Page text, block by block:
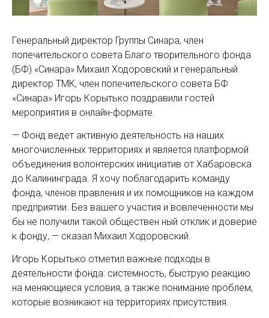
Генеральный директор Группы Синара, член
попечительского совета Благо творительного фонда
(БФ) «Синара» Михаил Ходоровский и генеральный
директор ТМК, член попечительского совета БФ
«Синара» Игорь Корытько поздравили гостей
мероприятия в онлайн-формате.
— Фонд ведет активную деятельность на наших
многочисленных территориях и является платформой
объединения волонтерских инициатив от Хабаровска
до Калининграда. Я хочу поблагодарить команду
фонда, членов правления и их помощников на каждом
предприятии. Без вашего участия и вовлеченности мы
бы не получили такой обществен ный отклик и доверие
к фонду, — сказал Михаил Ходоровский.
Игорь Корытько отметил важные подходы в
деятельности фонда: системность, быструю реакцию
на меняющиеся условия, а также понимание проблем,
которые возникают на территориях присутствия.